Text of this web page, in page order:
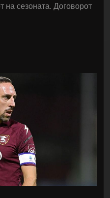
на сезоната. Договорот